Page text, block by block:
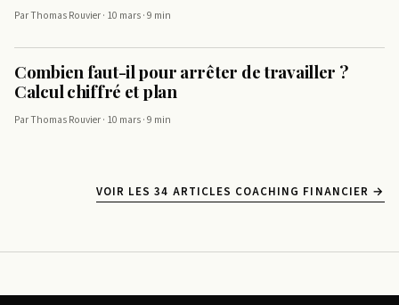
Par Thomas Rouvier · 10 mars · 9 min
Combien faut-il pour arrêter de travailler ?
Calcul chiffré et plan
Par Thomas Rouvier · 10 mars · 9 min
VOIR LES 34 ARTICLES COACHING FINANCIER →